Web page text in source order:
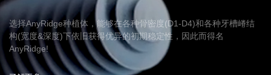
选择AnyRidge种植体，能够在各种骨密度(D1-D4)和各种牙槽嵴结
构(宽度&深度)下依旧获得优异的初期稳定性，因此而得名
AnyRidge!